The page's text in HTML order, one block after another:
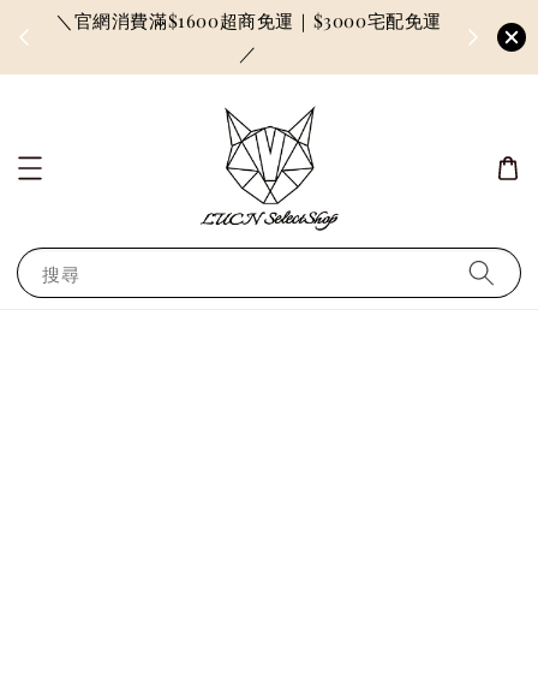
＼官網消費滿$1600超商免運｜$3000宅配免運
／
因訂單
搜尋